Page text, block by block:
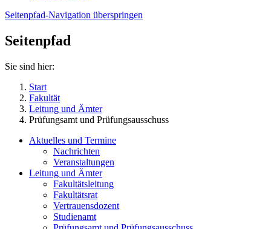
Seitenpfad-Navigation überspringen
Seitenpfad
Sie sind hier:
Start
Fakultät
Leitung und Ämter
Prüfungsamt und Prüfungsausschuss
Aktuelles und Termine
Nachrichten
Veranstaltungen
Leitung und Ämter
Fakultätsleitung
Fakultätsrat
Vertrauensdozent
Studienamt